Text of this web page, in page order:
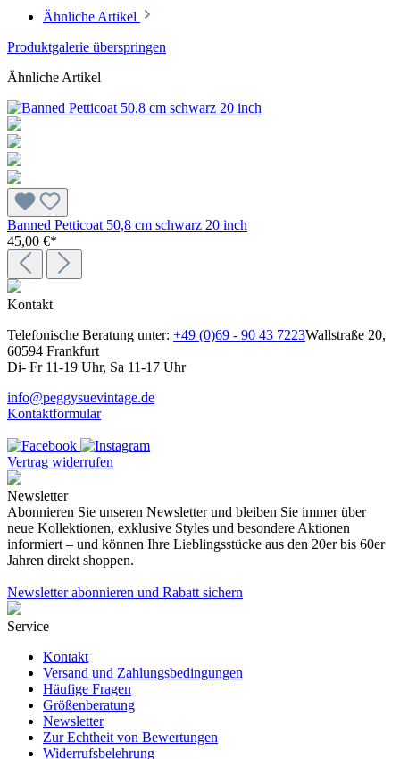
Ähnliche Artikel
Produktgalerie überspringen
Ähnliche Artikel
Banned Petticoat 50,8 cm schwarz 20 inch
45,00 €*
Kontakt
Telefonische Beratung unter: +49 (0)69 - 90 43 7223Wallstraße 20,
60594 Frankfurt
Di- Fr 11-19 Uhr, Sa 11-17 Uhr
info@peggysuevintage.de
Kontaktformular
Vertrag widerrufen
Newsletter
Abonnieren Sie unseren Newsletter und bleiben Sie immer über
neue Kollektionen, exklusive Styles und besondere Aktionen
informiert – und können Ihre Lieblingsstücke aus den 20er bis 60er
Jahren direkt shoppen.
Newsletter abonnieren und Rabatt sichern
Service
Kontakt
Versand und Zahlungsbedingungen
Häufige Fragen
Größenberatung
Newsletter
Zur Echtheit von Bewertungen
Widerrufsbelehrung